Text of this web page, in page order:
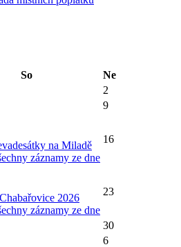
So
Ne
2
9
na Miladě
záznamy ze dne
16
2026
záznamy ze dne
23
30
6